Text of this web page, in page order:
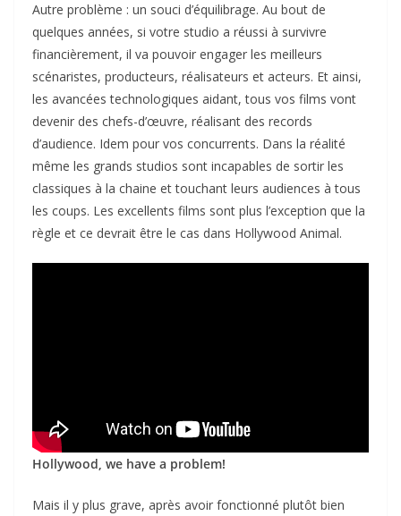
Autre problème : un souci d’équilibrage. Au bout de
quelques années, si votre studio a réussi à survivre
financièrement, il va pouvoir engager les meilleurs
scénaristes, producteurs, réalisateurs et acteurs. Et ainsi,
les avancées technologiques aidant, tous vos films vont
devenir des chefs-d’œuvre, réalisant des records
d’audience. Idem pour vos concurrents. Dans la réalité
même les grands studios sont incapables de sortir les
classiques à la chaine et touchant leurs audiences à tous
les coups. Les excellents films sont plus l’exception que la
règle et ce devrait être le cas dans Hollywood Animal.
Hollywood, we have a problem!
Mais il y plus grave, après avoir fonctionné plutôt bien